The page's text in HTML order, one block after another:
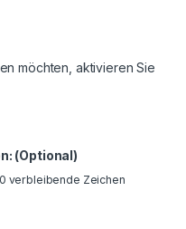
möchten, aktivieren Sie
(Optional)
verbleibende Zeichen